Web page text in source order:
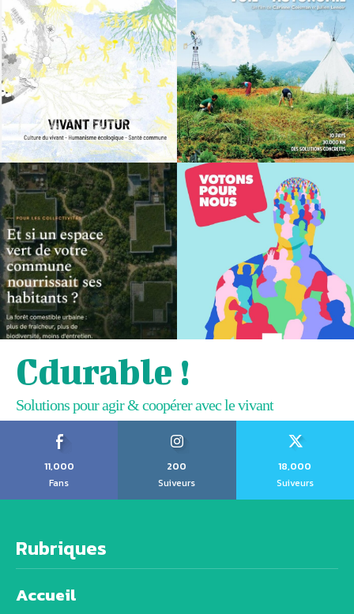
Cdurable !
Solutions pour agir & coopérer avec le vivant
11,000
Fans
200
Suiveurs
18,000
Suiveurs
Rubriques
Accueil